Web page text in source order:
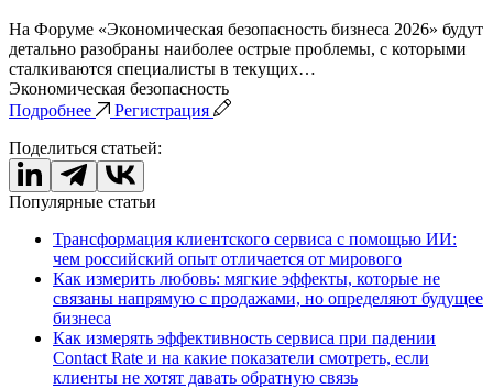
На Форуме «Экономическая безопасность бизнеса 2026» будут
детально разобраны наиболее острые проблемы, с которыми
сталкиваются специалисты в текущих…
Экономическая безопасность
Подробнее
Регистрация
Поделиться статьей:
Популярные статьи
Трансформация клиентского сервиса с помощью ИИ:
чем российский опыт отличается от мирового
Как измерить любовь: мягкие эффекты, которые не
связаны напрямую с продажами, но определяют будущее
бизнеса
Как измерять эффективность сервиса при падении
Contact Rate и на какие показатели смотреть, если
клиенты не хотят давать обратную связь